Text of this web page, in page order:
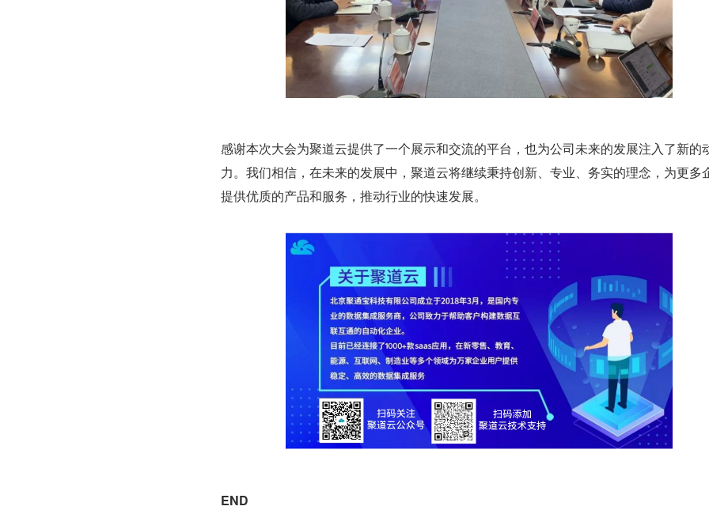
感谢本次大会为聚道云提供了一个展示和交流的平台，也为公司未来的发展注入了新的
力。我们相信，在未来的发展中，聚道云将继续秉持创新、专业、务实的理念，为更多
提供优质的产品和服务，推动行业的快速发展。
END